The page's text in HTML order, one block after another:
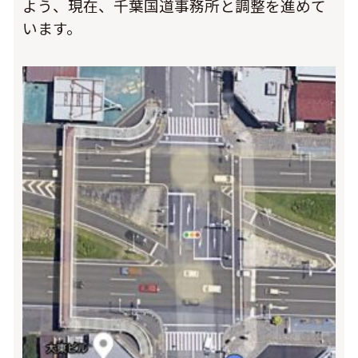
よう、現在、千葉国道事務所と調整を進めて
います。